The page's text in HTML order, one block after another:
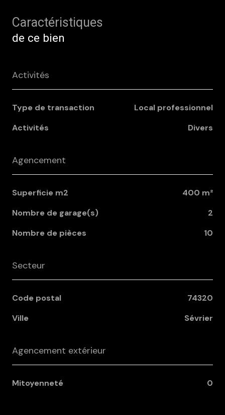
Caractéristiques
de ce bien
Activités
Type de transaction
Local professionnel
Activités
Divers
Agencement
Superficie m2
400 m²
Nombre de garage(s)
2
Nombre de pièces
10
Secteur
Code postal
74320
Ville
Sévrier
Agencement extérieur
Mitoyenneté 0